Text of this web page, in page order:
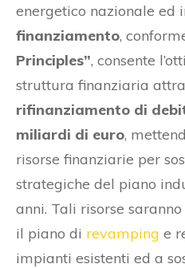
energetico nazionale ed
finanziamento,
Principles”, consente
struttura finanziaria
rifinanziamento di
miliardi di euro,
risorse finanziarie per
strategiche del piano
anni. Tali risorse
il piano di revamping e
impianti esistenti ed a